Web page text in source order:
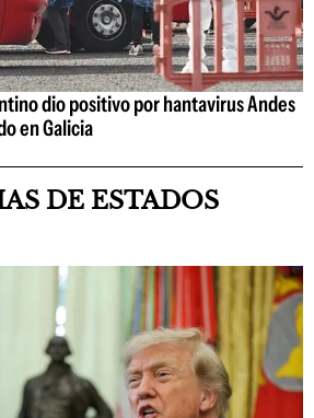
dio positivo por hantavirus Andes
en Galicia
DE ESTADOS